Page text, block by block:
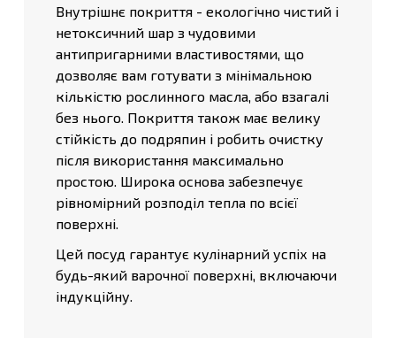
Внутрішнє покриття - екологічно чистий і
нетоксичний шар з чудовими
антипригарними властивостями, що
дозволяє вам готувати з мінімальною
кількістю рослинного масла, або взагалі
без нього. Покриття також має велику
стійкість до подряпин і робить очистку
після використання максимально
простою. Широка основа забезпечує
рівномірний розподіл тепла по всієї
поверхні.
Цей посуд гарантує кулінарний успіх на
будь-який варочної поверхні, включаючи
індукційну.